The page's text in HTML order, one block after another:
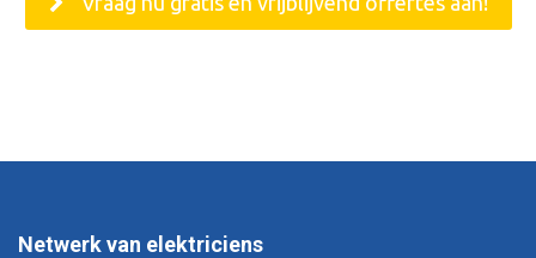
Netwerk van elektriciens